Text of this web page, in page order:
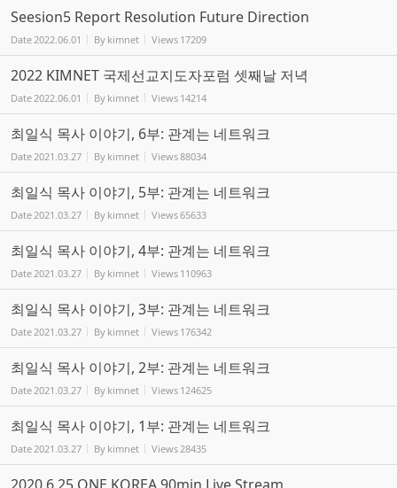
Seesion5 Report Resolution Future Direction
Date 2022.06.01 By kimnet Views 17209
2022 KIMNET 국제선교지도자포럼 셋째날 저녁
Date 2022.06.01 By kimnet Views 14214
최일식 목사 이야기, 6부: 관계는 네트워크
Date 2021.03.27 By kimnet Views88034
최일식 목사 이야기, 5부: 관계는 네트워크
Date 2021.03.27 By kimnet Views65633
최일식 목사 이야기, 4부: 관계는 네트워크
Date 2021.03.27 By kimnet Views 110963
최일식 목사 이야기, 3부: 관계는 네트워크
Date 2021.03.27 By kimnet Views 176342
최일식 목사 이야기, 2부: 관계는 네트워크
Date 2021.03.27 By kimnet Views 124625
최일식 목사 이야기, 1부: 관계는 네트워크
Date 2021.03.27 By kimnet Views 28435
2020.6.25 ONE KOREA 90min Live Stream